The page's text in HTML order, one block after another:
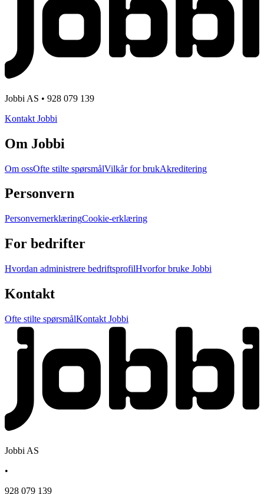
Jobbi AS • 928 079 139
Kontakt Jobbi
Om Jobbi
Om ossOfte stilte spørsmålVilkår for brukAkreditering
Personvern
PersonvernerklæringCookie-erklæring
For bedrifter
Hvordan administrere bedriftsprofilHvorfor bruke Jobbi
Kontakt
Ofte stilte spørsmålKontakt Jobbi
Jobbi AS
•
928 079 139